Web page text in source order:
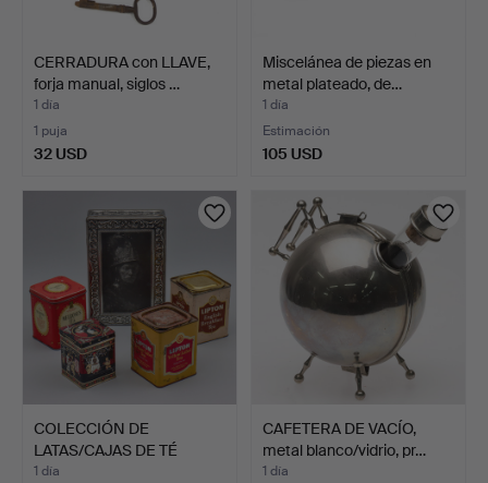
CERRADURA con LLAVE,
forja manual, siglos …
1 día
1 puja
32 USD
Miscelánea de piezas en
metal plateado, de…
1 día
Estimación
105 USD
COLECCIÓN DE
LATAS/CAJAS DE TÉ
ANTIGUAS "L…
1 día
CAFETERA DE VACÍO,
metal blanco/vidrio, pr…
1 día